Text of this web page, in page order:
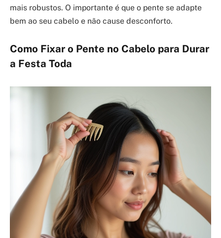
mais robustos. O importante é que o pente se adapte
bem ao seu cabelo e não cause desconforto.
Como Fixar o Pente no Cabelo para Durar
a Festa Toda